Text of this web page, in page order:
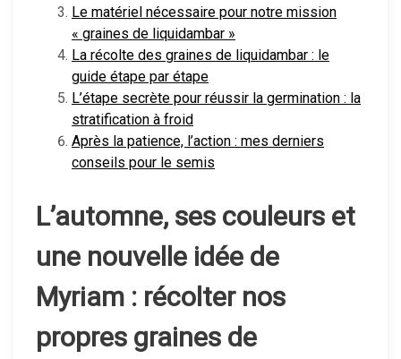
Le matériel nécessaire pour notre mission
« graines de liquidambar »
La récolte des graines de liquidambar : le
guide étape par étape
L’étape secrète pour réussir la germination : la
stratification à froid
Après la patience, l’action : mes derniers
conseils pour le semis
L’automne, ses couleurs et
une nouvelle idée de
Myriam : récolter nos
propres graines de